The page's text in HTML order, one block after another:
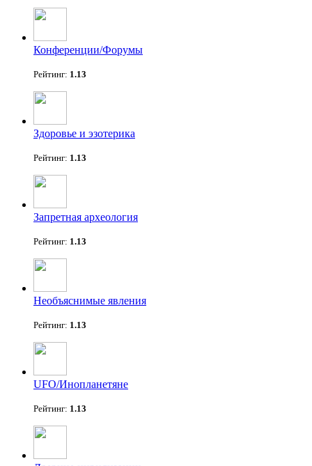
Конференции/Форумы
Рейтинг: 1.13
Здоровье и эзотерика
Рейтинг: 1.13
Запретная археология
Рейтинг: 1.13
Необъяснимые явления
Рейтинг: 1.13
UFO/Инопланетяне
Рейтинг: 1.13